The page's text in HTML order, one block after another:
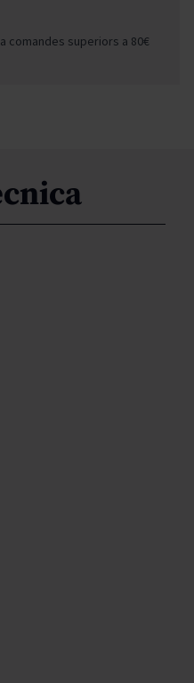
comandes superiors a 80€